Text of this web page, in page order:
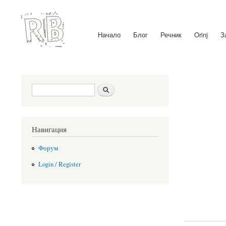
Main menu Начало Блог Речник Orinj
Search form
Навигация
Форум
Login / Register